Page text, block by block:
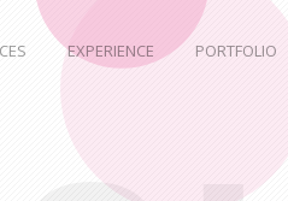
EXPERIENCE PORTFOLIO